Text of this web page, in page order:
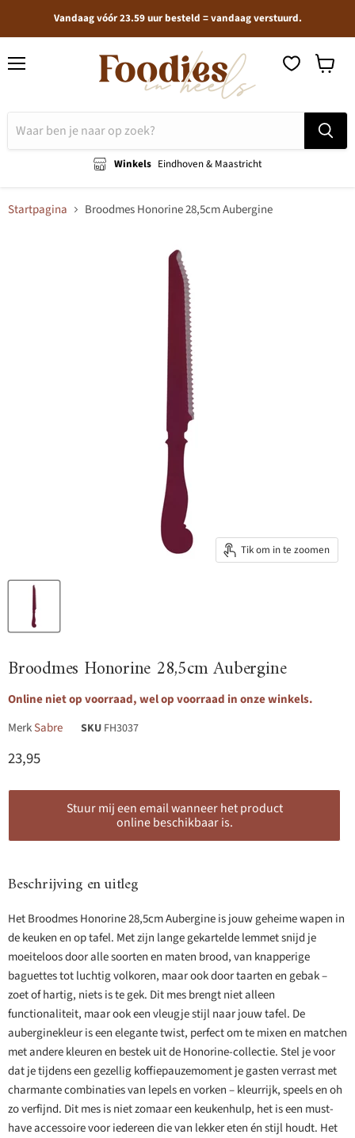
Vandaag vóór 23.59 uur besteld = vandaag verstuurd.
Winkels Eindhoven & Maastricht
Startpagina Broodmes Honorine 28,5cm Aubergine
Tik om in te zoomen
Broodmes Honorine 28,5cm Aubergine
Online niet op voorraad, wel op voorraad in onze winkels.
MerkSabre SKU FH3037
Huidige prijs
23,95
Stuur mij een email wanneer het product
online beschikbaar is.
Beschrijving en uitleg
Het Broodmes Honorine 28,5cm Aubergine is jouw geheime wapen in
de keuken en op tafel. Met zijn lange gekartelde lemmet snijd je
moeiteloos door alle soorten en maten brood, van knapperige
baguettes tot luchtig volkoren, maar ook door taarten en gebak –
zoet of hartig, niets is te gek. Dit mes brengt niet alleen
functionaliteit, maar ook een vleugje stijl naar jouw tafel. De
auberginekleur is een elegante twist, perfect om te mixen en matchen
met andere kleuren en bestek uit de Honorine-collectie. Stel je voor
dat je tijdens een gezellig koffiepauzemoment je gasten verrast met
charmante combinaties van lepels en vorken – kleurrijk, speels en oh
zo verfijnd. Dit mes is niet zomaar een keukenhulp, het is een must-
have accessoire voor iedereen die van lekker eten én stijl houdt. Het